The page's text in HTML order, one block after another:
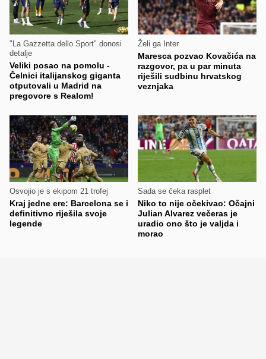
"La Gazzetta dello Sport" donosi
detalje
Veliki posao na pomolu -
Čelnici italijanskog giganta
otputovali u Madrid na
pregovore s Realom!
Želi ga Inter
Maresca pozvao Kovačića na
razgovor, pa u par minuta
riješili sudbinu hrvatskog
veznjaka
Osvojio je s ekipom 21 trofej
Kraj jedne ere: Barcelona se i
definitivno riješila svoje
legende
Sada se čeka rasplet
Niko to nije očekivao: Očajni
Julian Alvarez večeras je
uradio ono što je valjda i
morao